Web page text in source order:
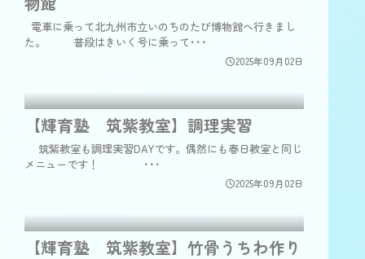
2025年09月02日
電車に乗って北九州市立いのちのたび博物館へ行きまし
た。 普段はきいく号に乗って･･･
【輝育塾 筑紫教室】調理実習
2025年09月02日
筑紫教室も調理実習DAYです。偶然にも春日教室と同じ
メニューです！ ･･･
【輝育塾 筑紫教室】竹骨うちわ作り